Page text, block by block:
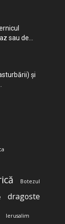
sau de...
şi
Botezul
dragoste
Ierusalim